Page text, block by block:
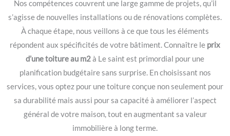
Nos compétences couvrent une large gamme de projets, qu’il
s’agisse de nouvelles installations ou de rénovations complètes.
À chaque étape, nous veillons à ce que tous les éléments
répondent aux spécificités de votre bâtiment. Connaître le prix
d’une toiture au m2à Le saint est primordial pour une
planification budgétaire sans surprise. En choisissant nos
services, vous optez pour une toiture conçue non seulement pour
sa durabilité mais aussi pour sa capacité à améliorer l’aspect
général de votre maison, tout en augmentant sa valeur
immobilière à long terme.